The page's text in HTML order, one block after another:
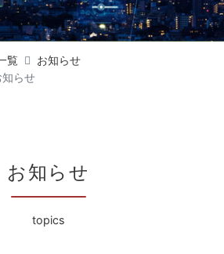
覧
お知らせ
らせ
お知らせ
topics